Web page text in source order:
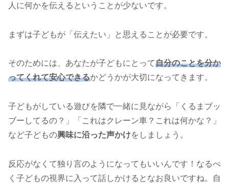
人に何かを伝えるということが少ないです。
まずは子どもが「伝えたい」と思えることが必要です。
そのためには、あなたが子どもにとって自分のことを分か
ってくれて安心できるかどうかが大切になってきます。
子どもがしている遊びを隣で一緒に見ながら「くるまブッ
ブーしてるの？」「これはクレーン車？これは何かな？」
など子どもの興味に沿った声かけをしましょう。
反応がなくて独り言のようになってもいいんです！なるべ
く子どもの視界に入って話しかけるとなお良いですね。自